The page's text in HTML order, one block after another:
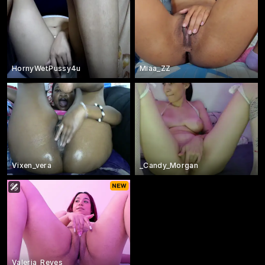
HornyWetPussy4u Miaa_ZZ
Vixen_vera _Candy_Morgan
Valeria_Reyes_